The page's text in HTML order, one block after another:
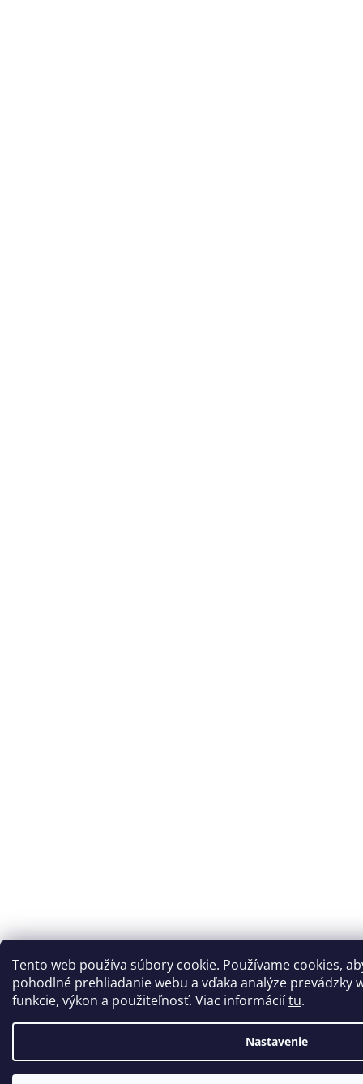
Tento web používa súbory cookie. Používame cookies,
pohodlné prehliadanie webu a vďaka analýze prevádzky
funkcie, výkon a použiteľnosť. Viac informáciítu.
Nastavenie